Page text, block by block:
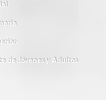
de Jóvenes y Adultos